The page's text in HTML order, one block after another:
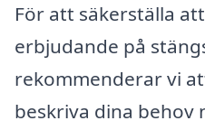
För att säkerställa
erbjudande på
rekommenderar vi
beskriva dina behov